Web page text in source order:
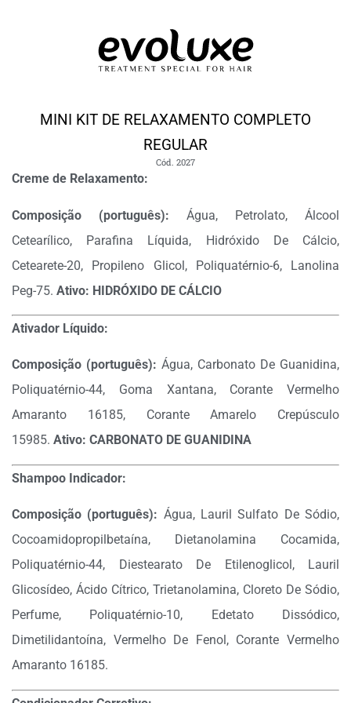
MINI KIT DE RELAXAMENTO COMPLETO
REGULAR
Cód. 2027
Creme de Relaxamento:
Composição (português): Água, Petrolato, Álcool
Cetearílico, Parafina Líquida, Hidróxido De Cálcio,
Cetearete-20, Propileno Glicol, Poliquatérnio-6, Lanolina
Peg-75. Ativo: HIDRÓXIDO DE CÁLCIO
Ativador Líquido:
Composição (português): Água, Carbonato De Guanidina,
Poliquatérnio-44, Goma Xantana, Corante Vermelho
Amaranto 16185, Corante Amarelo Crepúsculo
15985. Ativo: CARBONATO DE GUANIDINA
Shampoo Indicador:
Composição (português): Água, Lauril Sulfato De Sódio,
Cocoamidopropilbetaína, Dietanolamina Cocamida,
Poliquatérnio-44, Diestearato De Etilenoglicol, Lauril
Glicosídeo, Ácido Cítrico, Trietanolamina, Cloreto De Sódio,
Perfume, Poliquatérnio-10, Edetato Dissódico,
Dimetilidantoína, Vermelho De Fenol, Corante Vermelho
Amaranto 16185.